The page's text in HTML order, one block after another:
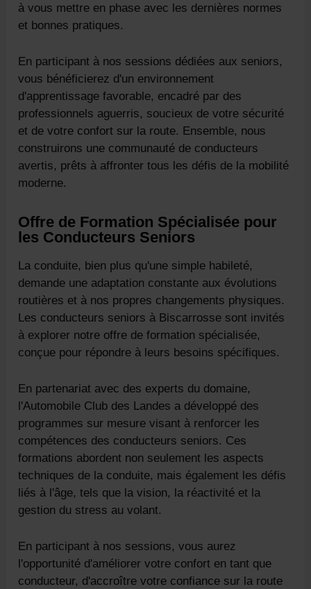
à vous mettre en phase avec les dernières normes
et bonnes pratiques.
En participant à nos sessions dédiées aux seniors,
vous bénéficierez d'un environnement
d'apprentissage favorable, encadré par des
professionnels aguerris, soucieux de votre sécurité
et de votre confort sur la route. Ensemble, nous
construirons une communauté de conducteurs
avertis, prêts à affronter tous les défis de la mobilité
moderne.
Offre de Formation Spécialisée pour
les Conducteurs Seniors
La conduite, bien plus qu'une simple habileté,
demande une adaptation constante aux évolutions
routières et à nos propres changements physiques.
Les conducteurs seniors à Biscarrosse sont invités
à explorer notre offre de formation spécialisée,
conçue pour répondre à leurs besoins spécifiques.
En partenariat avec des experts du domaine,
l'Automobile Club des Landes a développé des
programmes sur mesure visant à renforcer les
compétences des conducteurs seniors. Ces
formations abordent non seulement les aspects
techniques de la conduite, mais également les défis
liés à l'âge, tels que la vision, la réactivité et la
gestion du stress au volant.
En participant à nos sessions, vous aurez
l'opportunité d'améliorer votre confort en tant que
conducteur, d'accroître votre confiance sur la route